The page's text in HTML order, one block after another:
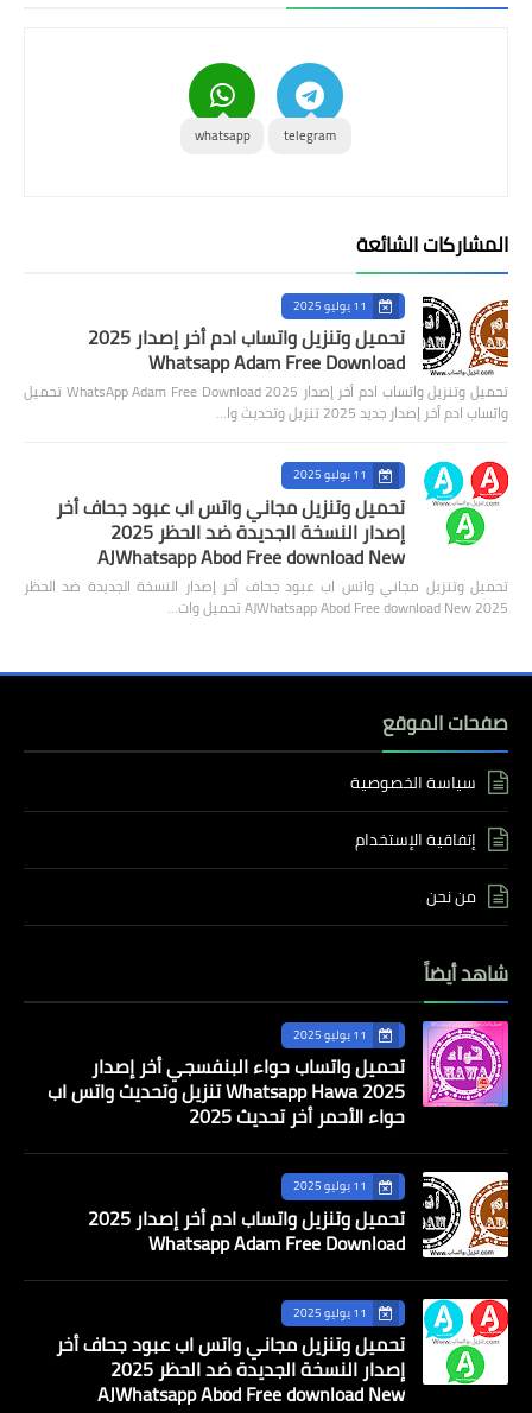
telegram
whatsapp
المشاركات الشائعة
11 يوليو 2025
تحميل وتنزيل واتساب ادم أخر إصدار 2025
Whatsapp Adam Free Download
تحميل وتنزيل واتساب ادم أخر إصدار 2025 WhatsApp Adam Free Download تحميل
واتساب ادم أخر إصدار جديد 2025 تنزيل وتحديث وا…
11 يوليو 2025
تحميل وتنزيل مجاني واتس اب عبود جحاف أخر
إصدار النسخة الجديدة ضد الحظر 2025
AJWhatsapp Abod Free download New
تحميل وتنزيل مجاني واتس اب عبود جحاف أخر إصدار النسخة الجديدة ضد الحظر
2025 AJWhatsapp Abod Free download New تحميل وات…
صفحات الموقع
سياسة الخصوصية
إتفاقية الإستخدام
من نحن
شاهد أيضاً
11 يوليو 2025
تحميل واتساب حواء البنفسجي أخر إصدار
Whatsapp Hawa 2025 تنزيل وتحديث واتس اب
حواء الأحمر أخر تحديث 2025
11 يوليو 2025
تحميل وتنزيل واتساب ادم أخر إصدار 2025
Whatsapp Adam Free Download
11 يوليو 2025
تحميل وتنزيل مجاني واتس اب عبود جحاف أخر
إصدار النسخة الجديدة ضد الحظر 2025
AJWhatsapp Abod Free download New